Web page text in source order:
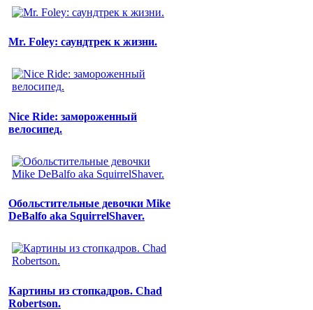
Mr. Foley: саундтрек к жизни.
Nice Ride: замороженный
велосипед.
Обольстительные девочки Mike
DeBalfo aka SquirrelShaver.
Картины из стопкадров. Chad
Robertson.